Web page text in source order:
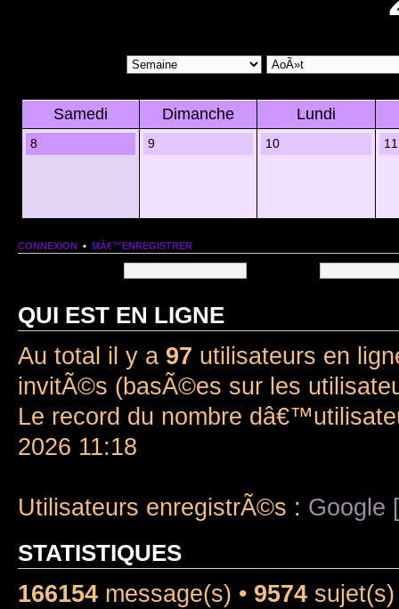
Samedi Dimanche Lundi
8 9 10 11
CONNEXION • MÂ€™ENREGISTRER
QUI EST EN LIGNE
Au total il y a 97 utilisateurs en
invitÃ©s (basÃ©es sur les
Le record du nombre
2026 11:18
Utilisateurs enregistrÃ©s : Google
STATISTIQUES
166154 message(s) • 9574